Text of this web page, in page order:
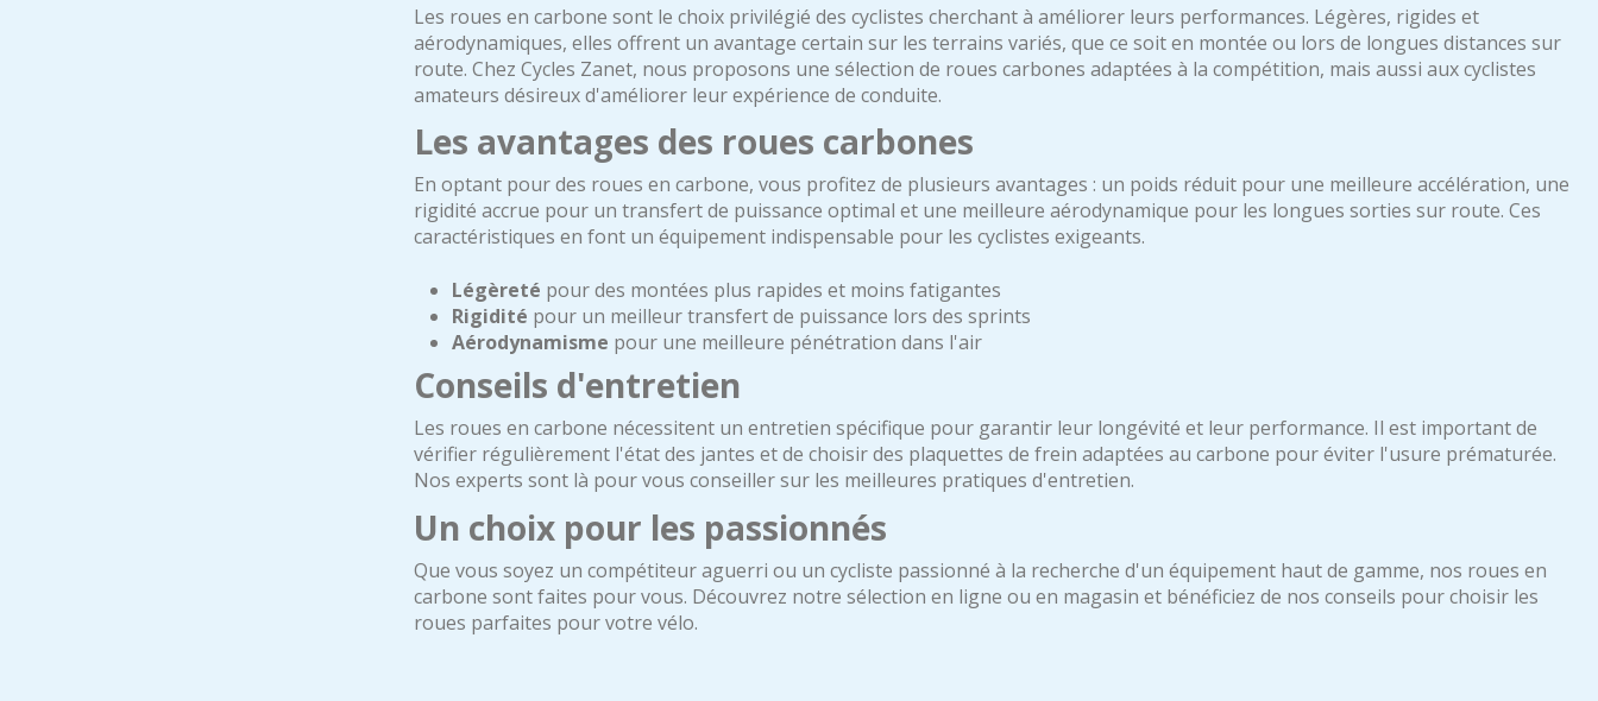
Les roues en carbone sont le choix privilégié des cyclistes cherchant à améliorer leurs performances. Légères, rigides et
aérodynamiques, elles offrent un avantage certain sur les terrains variés, que ce soit en montée ou lors de longues distances sur
route. Chez Cycles Zanet, nous proposons une sélection de roues carbones adaptées à la compétition, mais aussi aux cyclistes
amateurs désireux d'améliorer leur expérience de conduite.
Les avantages des roues carbones
En optant pour des roues en carbone, vous profitez de plusieurs avantages : un poids réduit pour une meilleure accélération, une
rigidité accrue pour un transfert de puissance optimal et une meilleure aérodynamique pour les longues sorties sur route. Ces
caractéristiques en font un équipement indispensable pour les cyclistes exigeants.
Légèreté pour des montées plus rapides et moins fatigantes
Rigidité pour un meilleur transfert de puissance lors des sprints
Aérodynamisme pour une meilleure pénétration dans l'air
Conseils d'entretien
Les roues en carbone nécessitent un entretien spécifique pour garantir leur longévité et leur performance. Il est important de
vérifier régulièrement l'état des jantes et de choisir des plaquettes de frein adaptées au carbone pour éviter l'usure prématurée.
Nos experts sont là pour vous conseiller sur les meilleures pratiques d'entretien.
Un choix pour les passionnés
Que vous soyez un compétiteur aguerri ou un cycliste passionné à la recherche d'un équipement haut de gamme, nos roues en
carbone sont faites pour vous. Découvrez notre sélection en ligne ou en magasin et bénéficiez de nos conseils pour choisir les
roues parfaites pour votre vélo.